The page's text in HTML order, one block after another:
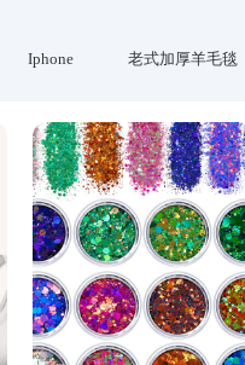
Iphone 老式加厚羊毛毯